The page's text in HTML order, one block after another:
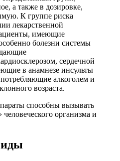
а также в дозировке,
К группе риска
лекарственной
имеющие
болезни системы
сердечной
в анамнезе инсульты
алкоголем и
возраста.
способны вызывать
организма и